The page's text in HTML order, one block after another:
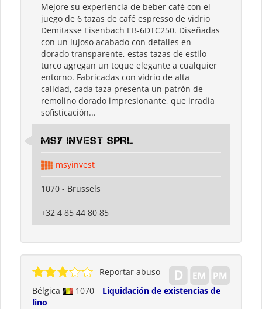
Mejore su experiencia de beber café con el
juego de 6 tazas de café espresso de vidrio
Demitasse Eisenbach EB-6DTC250. Diseñadas
con un lujoso acabado con detalles en
dorado transparente, estas tazas de estilo
turco agregan un toque elegante a cualquier
entorno. Fabricadas con vidrio de alta
calidad, cada taza presenta un patrón de
remolino dorado impresionante, que irradia
sofisticación...
MSY INVEST SPRL
msyinvest
1070 - Brussels
+32 4 85 44 80 85
Bélgica 1070
Liquidación de existencias de
lino
Reportar abuso